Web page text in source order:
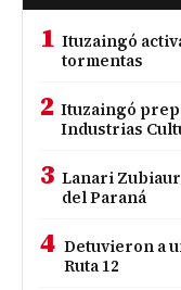
1 Ituzaingó
tormentas
2 Ituzaingó
Industrias
3 Lanari
del Paraná
4 Detuvieron a
Ruta 12